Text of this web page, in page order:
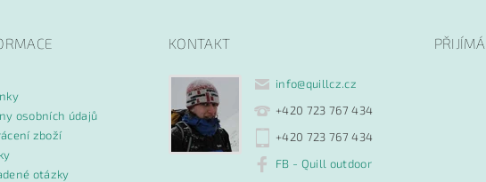
osobních údajů
zboží
otázky
KONTAKT
info@quillcz.cz
+420 723 767 434
+420 723 767 434
FB - Quill outdoor